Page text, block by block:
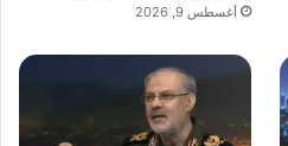
أغسطس 9, 2026